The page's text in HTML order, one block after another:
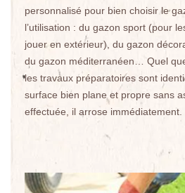
personnalisé pour bien choisir le
l’utilisation : du gazon sport (pour
jouer en extérieur), du gazon
du gazon méditerranéen… Quel
les travaux préparatoires sont
surface bien plane et propre sans
effectuée, il arrose immédiatement.